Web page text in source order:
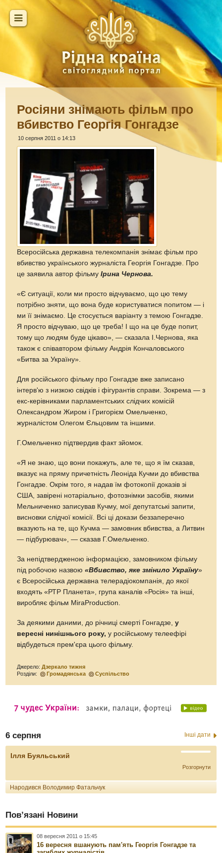
Росіяни знімають фільм про
вбивство Георгія Гонгадзе
10 серпня 2011 о 14:13
Всеросійська державна телекомпанія знімає фільм про
вбивство українського журналіста Георгія Гонгадзе. Про
це заявила автор фільмуІрина Чернова.
«Є ситуації, коли ми просто відчуваємо, що цю тему
потрібно зняти, що вона буде користуватися попитом — і
ми її знімаємо. Це стосується варіанту з темою Гонгадзе.
Я просто відчуваю, що це треба! І що на це буде попит,
тому що людям буде цікаво», — сказала І.Чернова, яка
також є співавтором фільму Андрія Кончаловського
«Битва за Україну».
Для російського фільму про Гонгадзе вже записано
інтерв'ю з низкою свідків і фігурантів справи. Зокрема — з
екс-керівниками парламентських слідчих комісій
Олександром Жиром і Григорієм Омельченко,
журналістом Олегом Єльцовим та іншими.
Г.Омельченко підтвердив факт зйомок.
«Я не знаю, що вони покажуть, але те, що я їм сказав,
вказує на пряму причетність Леоніда Кучми до вбивства
Гонгадзе. Окрім того, я надав їм фотокопії доказів зі
США, завірені нотаріально, фотознімки засобів, якими
Мельниченко записував Кучму, мої депутатські запити,
висновки слідчої комісії. Всі ці докази беззаперечно
вказують на те, що Кучма — замовник вбивства, а Литвин
— підбурювач», — сказав Г.Омельченко.
За непідтвердженою інформацією, замовником фільму
під робочою назвою«Вбивство, яке змінило Україну»
є Всеросійська державна телерадіокомпанія, до якої
входять «РТР Планета», група каналів «Росія» та інші,
виробляє фільм MiraProduction.
За деякими даними, до річниці смерті Гонгадзе,у
вересні нинішнього року, у російському телеефірі
відбудеться прем'єра цього фільму.
Джерело:Дзеркало тижня
Розділи:
Громадянська Суспільство
6 серпня Інші дати
Ілля Буяльський
Розгорнути
Народився Володимир Фатальчук
Пов’язані Новини
08 вересня 2011 о 15:45
16 вересня вшанують пам'ять Георгія Гонгадзе та